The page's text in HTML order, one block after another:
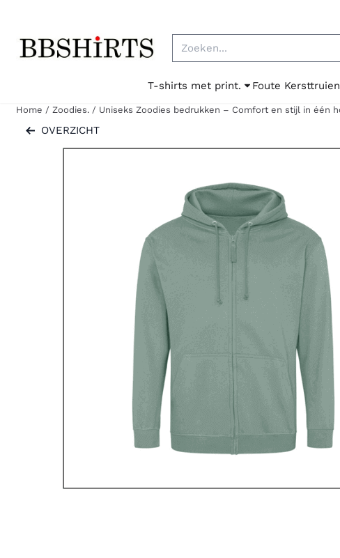
Zoeken
T-shirts met print. Foute
Home / Zoodies. / Uniseks Zoodies bedrukken – Comfort en stijl in één
OVERZICHT